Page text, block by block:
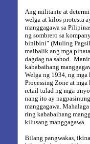
Ang militante at
welga at kilos protesta
manggagawa sa
ng sombrero sa
binibini” (Muling
maibalik ang mga
dagdag na sahod.
kababaihang
Welga ng 1934, ng mga
Processing Zone at
retail tulad ng mga
nang ito ay
manggagawa.
ring kababaihang
kilusang manggagawa.
Bilang pangwakas,